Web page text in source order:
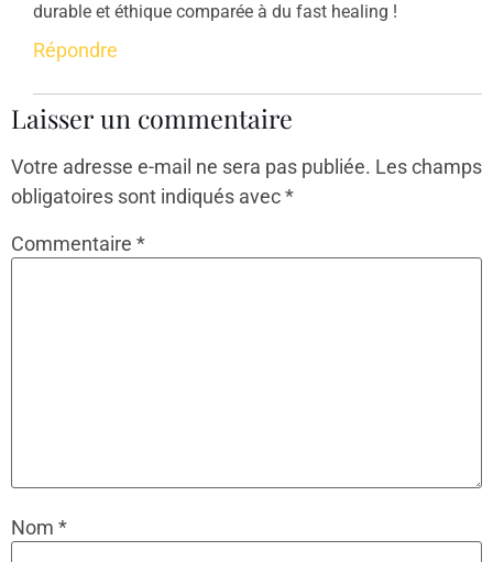
durable et éthique comparée à du fast healing !
Répondre
Laisser un commentaire
Votre adresse e-mail ne sera pas publiée. Les champs
obligatoires sont indiqués avec*
Commentaire *
Nom *